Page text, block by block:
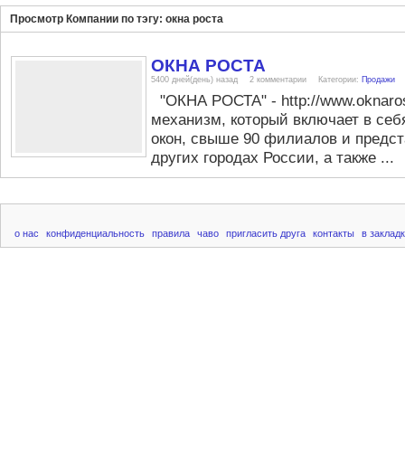
Просмотр Компании по тэгу: окна роста
ОКНА РОСТА
5400 дней(день) назад 2 комментарии Категории: Продажи
"ОКНА РОСТА" - http://
механизм, который включает в
окон, свыше 90 филиалов и
других городах России, а также ...
о нас конфиденциальность правила чаво пригласить друга контакты в